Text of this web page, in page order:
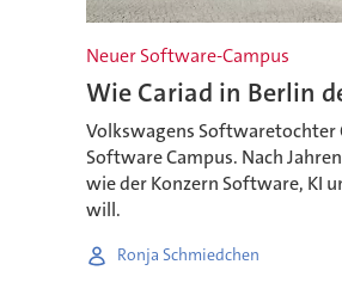
Neuer Software-Campus
Wie Cariad in Berlin
Volkswagens
Software Campus. Nach
wie der Konzern Software, KI
will.
Ronja Schmiedchen